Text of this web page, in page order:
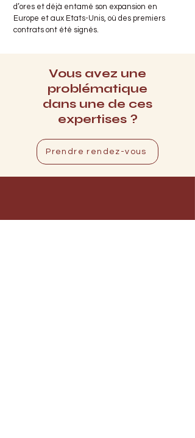
d’ores et déjà entamé son expansion en
Europe et aux Etats-Unis, où des premiers
contrats ont été signés.
Vous avez une
problématique
dans une de ces
expertises ?
Prendre rendez-vous